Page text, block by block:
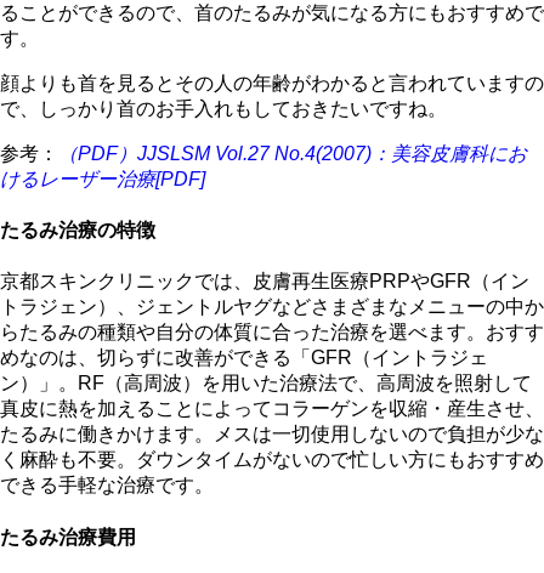
ることができるので、首のたるみが気になる方にもおすすめで
す。
顔よりも首を見るとその人の年齢がわかると言われていますの
で、しっかり首のお手入れもしておきたいですね。
参考：
（PDF）JJSLSM Vol.27 No.4(2007)：美容皮膚科にお
けるレーザー治療[PDF]
たるみ治療の特徴
京都スキンクリニックでは、皮膚再生医療PRPやGFR（イン
トラジェン）、ジェントルヤグなどさまざまなメニューの中か
らたるみの種類や自分の体質に合った治療を選べます。おすす
めなのは、切らずに改善ができる「GFR（イントラジェ
ン）」。RF（高周波）を用いた治療法で、高周波を照射して
真皮に熱を加えることによってコラーゲンを収縮・産生させ、
たるみに働きかけます。メスは一切使用しないので負担が少な
く麻酔も不要。ダウンタイムがないので忙しい方にもおすすめ
できる手軽な治療です。
たるみ治療費用